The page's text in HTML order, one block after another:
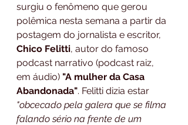
surgiu o fenômeno que gerou
polêmica nesta semana a partir da
postagem do jornalista e escritor,
Chico Felitti, autor do famoso
podcast narrativo (podcast raiz,
em áudio) "A mulher da Casa
Abandonada". Felitti dizia estar
"obcecado pela galera que se filma
falando sério na frente de um